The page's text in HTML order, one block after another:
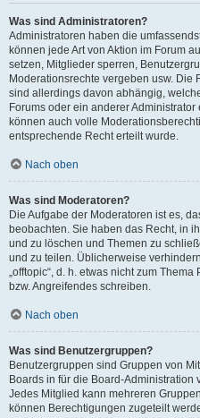
Was sind Administratoren?
Administratoren haben die
können jede Art von Aktion im Forum
setzen, Mitglieder sperren,
Moderationsrechte vergeben usw. Die
sind allerdings davon abhängig,
Forums oder ein anderer Administrator
können auch volle
entsprechende Recht erteilt wurde.
Nach oben
Was sind Moderatoren?
Die Aufgabe der Moderatoren ist es,
beobachten. Sie haben das Recht, in
und zu löschen und Themen zu
und zu teilen. Üblicherweise
„offtopic“, d. h. etwas nicht zum
bzw. Angreifendes schreiben.
Nach oben
Was sind Benutzergruppen?
Benutzergruppen sind Gruppen von
Boards in für die Board-Administration
Jedes Mitglied kann mehreren
können Berechtigungen zugeteilt